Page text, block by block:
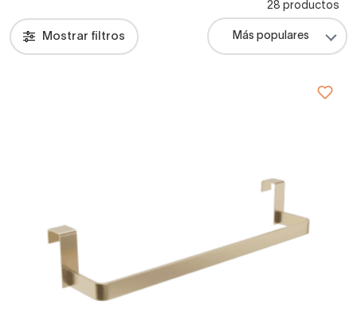
Mostrar filtros
28 productos